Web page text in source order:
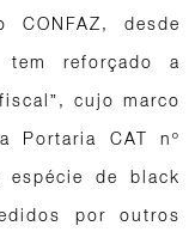
desde
reforçado a
cujo marco
Portaria CAT nº
de black
por outros